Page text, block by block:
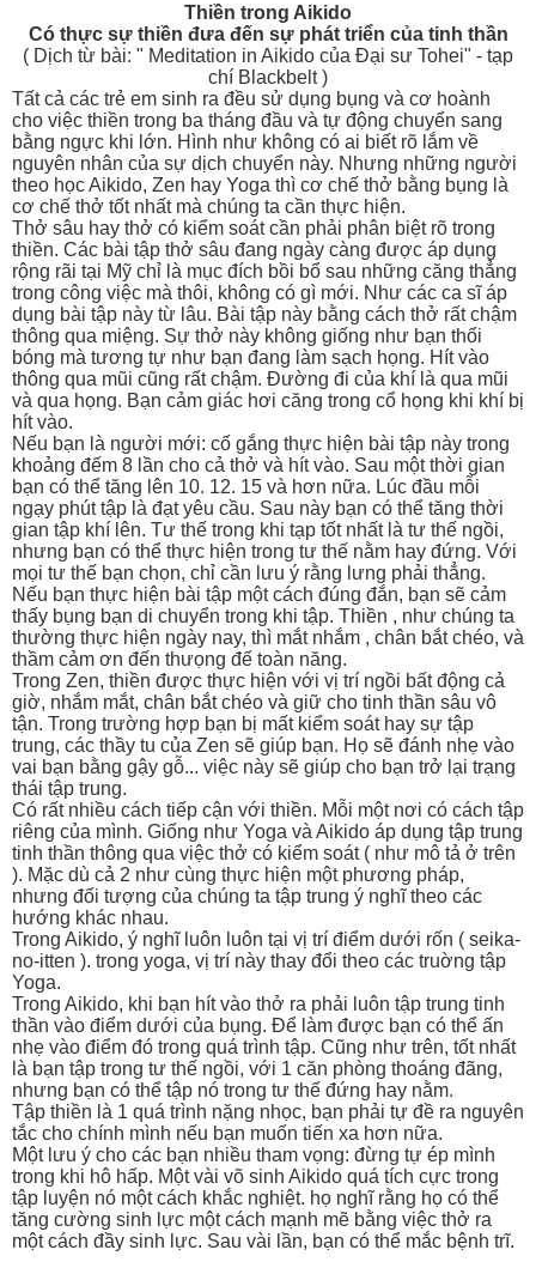
Thiền trong Aikido
Có thực sự thiền đưa đến sự phát triển của tinh thần
( Dịch từ bài: " Meditation in Aikido của Đại sư Tohei" - tạp
chí Blackbelt )
Tất cả các trẻ em sinh ra đều sử dụng bụng và cơ hoành
cho việc thiền trong ba tháng đầu và tự động chuyển sang
bằng ngực khi lớn. Hình như không có ai biết rõ lắm về
nguyên nhân của sự dịch chuyển này. Nhưng những người
theo học Aikido, Zen hay Yoga thì cơ chế thở bằng bụng là
cơ chế thở tốt nhất mà chúng ta cần thực hiện.
Thở sâu hay thở có kiểm soát cần phải phân biệt rõ trong
thiền. Các bài tập thở sâu đang ngày càng được áp dụng
rộng rãi tại Mỹ chỉ là mục đích bồi bổ sau những căng thẳng
trong công việc mà thôi, không có gì mới. Như các ca sĩ áp
dụng bài tập này từ lâu. Bài tập này bằng cách thở rất chậm
thông qua miệng. Sự thở này không giống như bạn thổi
bóng mà tương tự như bạn đang làm sạch họng. Hít vào
thông qua mũi cũng rất chậm. Đường đi của khí là qua mũi
và qua họng. Bạn cảm giác hơi căng trong cổ họng khi khí bị
hít vào.
Nếu bạn là người mới: cố gắng thực hiện bài tập này trong
khoảng đếm 8 lần cho cả thở và hít vào. Sau một thời gian
bạn có thể tăng lên 10. 12. 15 và hơn nữa. Lúc đầu mỗi
ngạy phút tập là đạt yêu cầu. Sau này bạn có thể tăng thời
gian tập khí lên. Tư thế trong khi tạp tốt nhất là tư thế ngồi,
nhưng bạn có thể thực hiện trong tư thế nằm hay đứng. Với
mọi tư thế bạn chọn, chỉ cần lưu ý rằng lưng phải thẳng.
Nếu bạn thực hiện bài tập một cách đúng đắn, bạn sẽ cảm
thấy bụng bạn di chuyển trong khi tập. Thiền , như chúng ta
thường thực hiện ngày nay, thì mắt nhắm , chân bắt chéo, và
thầm cảm ơn đến thưọng đế toàn năng.
Trong Zen, thiền được thực hiện với vị trí ngồi bất động cả
giờ, nhắm mắt, chân bắt chéo và giữ cho tinh thần sâu vô
tận. Trong trường hợp bạn bị mất kiểm soát hay sự tập
trung, các thầy tu của Zen sẽ giúp bạn. Họ sẽ đánh nhẹ vào
vai bạn bằng gậy gỗ... việc này sẽ giúp cho bạn trở lại trạng
thái tập trung.
Có rất nhiều cách tiếp cận với thiền. Mỗi một nơi có cách tập
riêng của mình. Giống như Yoga và Aikido áp dụng tập trung
tinh thần thông qua việc thở có kiểm soát ( như mô tả ở trên
). Mặc dù cả 2 như cùng thực hiện một phương pháp,
nhưng đối tượng của chúng ta tập trung ý nghĩ theo các
hướng khác nhau.
Trong Aikido, ý nghĩ luôn luôn tại vị trí điểm dưới rốn ( seika-
no-itten ). trong yoga, vị trí này thay đổi theo các truờng tập
Yoga.
Trong Aikido, khi bạn hít vào thở ra phải luôn tập trung tinh
thần vào điểm dưới của bụng. Để làm được bạn có thể ấn
nhẹ vào điểm đó trong quá trình tập. Cũng như trên, tốt nhất
là bạn tập trong tư thế ngồi, với 1 căn phòng thoáng đãng,
nhưng bạn có thể tập nó trong tư thế đứng hay nằm.
Tập thiền là 1 quá trình nặng nhọc, bạn phải tự đề ra nguyên
tắc cho chính mình nếu bạn muốn tiến xa hơn nữa.
Một lưu ý cho các bạn nhiều tham vọng: đừng tự ép mình
trong khi hô hấp. Một vài võ sinh Aikido quá tích cực trong
tập luyện nó một cách khắc nghiệt. họ nghĩ rằng họ có thể
tăng cường sinh lực một cách mạnh mẽ bằng việc thở ra
một cách đầy sinh lực. Sau vài lần, bạn có thể mắc bệnh trĩ.